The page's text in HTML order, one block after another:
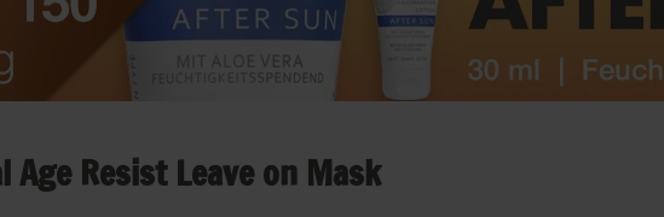
Resist Leave on Mask